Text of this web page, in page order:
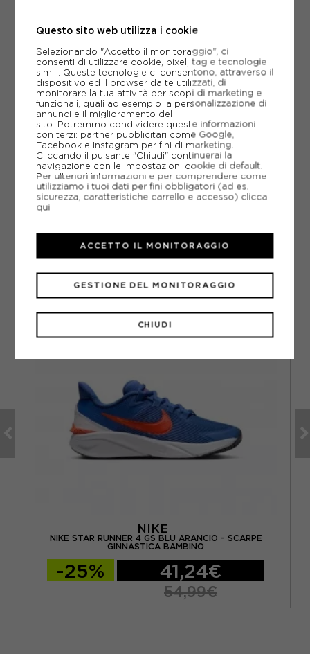
PIÙ INFORMAZIONI
SCHEDA TECNICA
GUIDA ALLE TAGLIE
DOMANDE FREQUENTI
Come ordinare la taglia giusta?
CONSIGLIATI DA NOI
NIKE
NIKE STAR RUNNER 4 GS BLU ARANCIO - SCARPE
GINNASTICA BAMBINO
-25% 41,24€
54,99€
Questo sito web utilizza i cookie
Selezionando "Accetto il monitoraggio", ci
consenti di utilizzare cookie, pixel, tag e tecnologie
simili. Queste tecnologie ci consentono, attraverso il
dispositivo ed il browser da te utilizzati, di
monitorare la tua attività per scopi di marketing e
funzionali, quali ad esempio la personalizzazione di
annunci e il miglioramento del
sito. Potremmo condividere queste informazioni
con terzi: partner pubblicitari come Google,
Facebook e Instagram per fini di marketing.
Cliccando il pulsante "Chiudi" continuerai la
navigazione con le impostazioni cookie di default.
Per ulteriori informazioni e per comprendere come
utilizziamo i tuoi dati per fini obbligatori (ad es.
sicurezza, caratteristiche carrello e accesso) clicca
qui
CHIUDI
GESTIONE DEL MONITORAGGIO
ACCETTO IL MONITORAGGIO